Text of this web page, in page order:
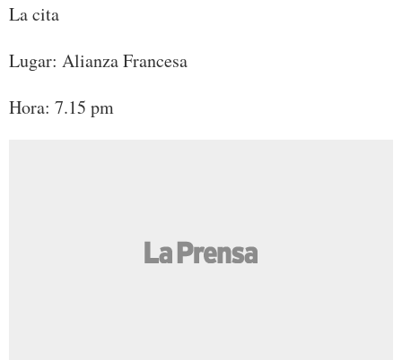
La cita
Lugar: Alianza Francesa
Hora: 7.15 pm